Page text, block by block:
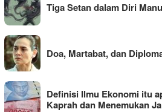
Tiga Setan dalam Diri
Doa, Martabat, dan
Definisi Ilmu Ekonomi itu
Kaprah dan Menemukan